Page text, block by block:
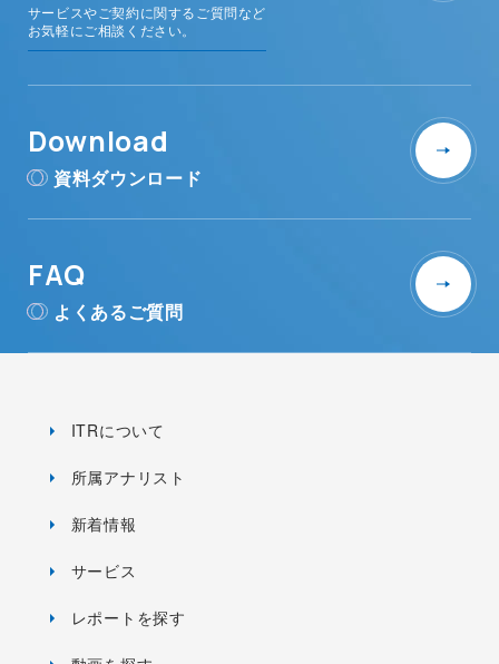
サービスやご契約に関するご質問など
お気軽にご相談ください。
Download
資料ダウンロード
FAQ
よくあるご質問
ITRについて
所属アナリスト
新着情報
サービス
レポートを探す